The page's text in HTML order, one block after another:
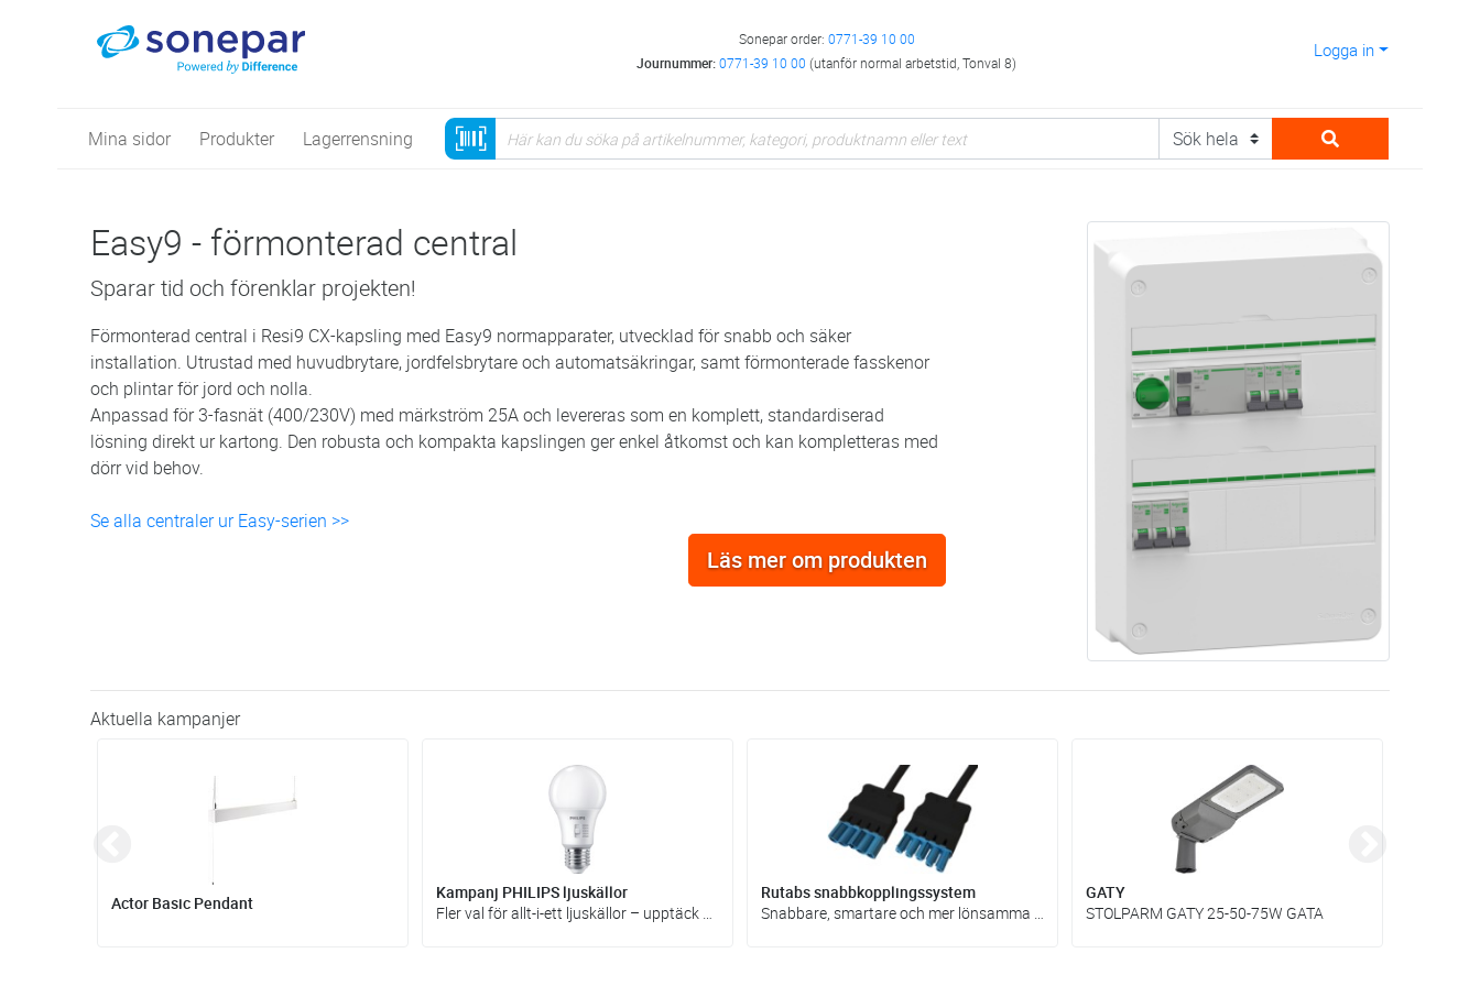
Sonepar order: 0771-39 10 00
Journummer:0771-39 10 00 (utanför normal arbetstid, Tonval 8)
Logga in
Mina sidor Produkter Lagerrensning
Easy9 - förmonterad central
Sparar tid och förenklar projekten!
Förmonterad central i Resi9 CX-kapsling med Easy9 normapparater, utvecklad för snabb och säker
installation. Utrustad med huvudbrytare, jordfelsbrytare och automatsäkringar, samt förmonterade fasskenor
och plintar för jord och nolla.
Anpassad för 3-fasnät (400/230V) med märkström 25A och levereras som en komplett, standardiserad
lösning direkt ur kartong. Den robusta och kompakta kapslingen ger enkel åtkomst och kan kompletteras med
dörr vid behov.
Se alla centraler ur Easy-serien >>
Läs mer om produkten
Aktuella kampanjer
Actor Basic Pendant
Kampanj PHILIPS ljuskällor
Fler val för allt-i-ett ljuskällor – upptäck nya produkter för kommande projekt!
Rutabs snabbkopplingssystem
Snabbare, smartare och mer lönsamma elinstallationer
GATY
STOLPARM GATY 25-50-75W GATA